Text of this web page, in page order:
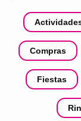
Compras
Fiestas